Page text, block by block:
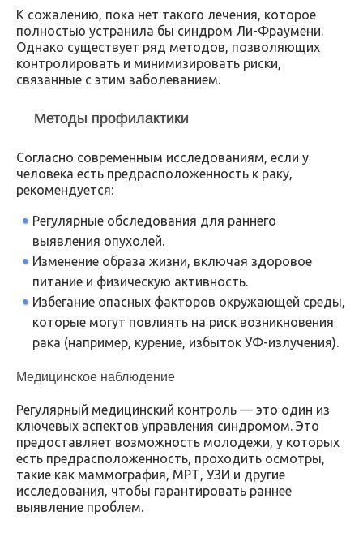
К сожалению, пока нет такого лечения, которое
полностью устранила бы синдром Ли-Фраумени.
Однако существует ряд методов, позволяющих
контролировать и минимизировать риски,
связанные с этим заболеванием.
Методы профилактики
Согласно современным исследованиям, если у
человека есть предрасположенность к раку,
рекомендуется:
Регулярные обследования для раннего
выявления опухолей.
Изменение образа жизни, включая здоровое
питание и физическую активность.
Избегание опасных факторов окружающей среды,
которые могут повлиять на риск возникновения
рака (например, курение, избыток УФ-излучения).
Медицинское наблюдение
Регулярный медицинский контроль — это один из
ключевых аспектов управления синдромом. Это
предоставляет возможность молодежи, у которых
есть предрасположенность, проходить осмотры,
такие как маммография, МРТ, УЗИ и другие
исследования, чтобы гарантировать раннее
выявление проблем.